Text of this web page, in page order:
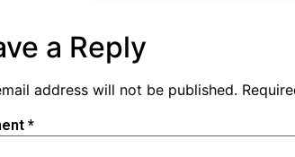
a Reply
address will not be published.
*